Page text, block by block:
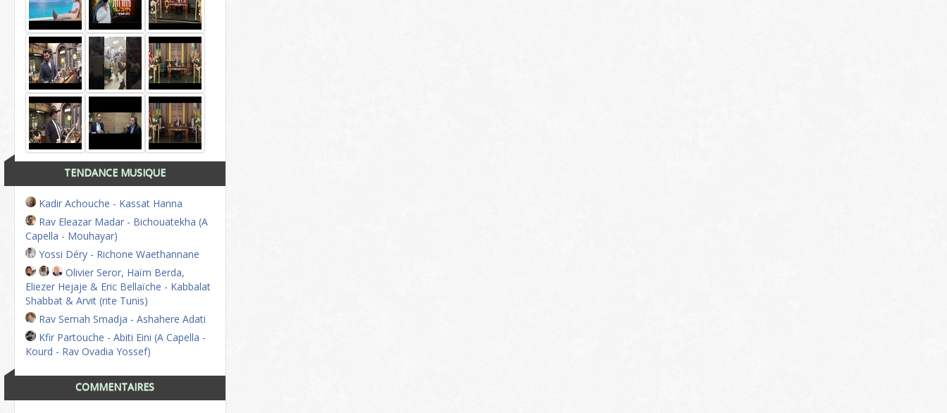
TENDANCE MUSIQUE
Kadir Achouche - Kassat Hanna
Rav Eleazar Madar - Bichouatekha (A
Capella - Mouhayar)
Yossi Déry - Richone Waethannane
Olivier Seror, Haïm Berda,
Eliezer Hejaje & Eric Bellaïche - Kabbalat
Shabbat & Arvit (rite Tunis)
Rav Semah Smadja - Ashahere Adati
Kfir Partouche - Abiti Eini (A Capella -
Kourd - Rav Ovadia Yossef)
COMMENTAIRES